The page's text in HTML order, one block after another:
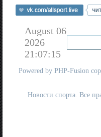
August 06
2026
21:07:15
Powered by PHP-Fusion
Новости спорта. Все